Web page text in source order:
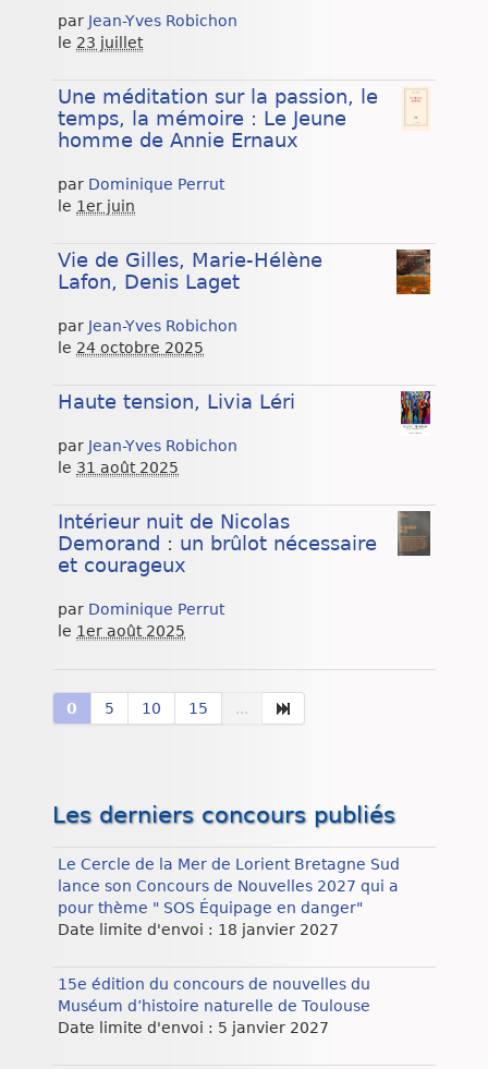
par Jean-Yves Robichon
le 23 juillet
Une méditation sur la passion, le
temps, la mémoire : Le Jeune
homme de Annie Ernaux
par Dominique Perrut
le 1er juin
Vie de Gilles, Marie-Hélène
Lafon, Denis Laget
par Jean-Yves Robichon
le 24 octobre 2025
Haute tension, Livia Léri
par Jean-Yves Robichon
le 31 août 2025
Intérieur nuit de Nicolas
Demorand : un brûlot nécessaire
et courageux
par Dominique Perrut
le 1er août 2025
0 5 10 15 ...
Les derniers concours publiés
Le Cercle de la Mer de Lorient Bretagne Sud
lance son Concours de Nouvelles 2027 qui a
pour thème " SOS Équipage en danger"
Date limite d'envoi : 18 janvier 2027
15e édition du concours de nouvelles du
Muséum d’histoire naturelle de Toulouse
Date limite d'envoi : 5 janvier 2027